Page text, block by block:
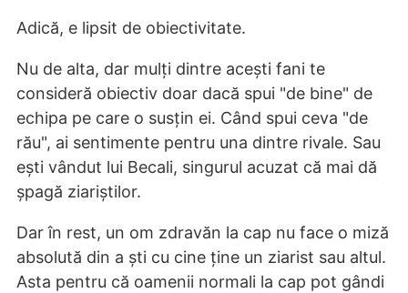
Adică, e lipsit de obiectivitate.
Nu de alta, dar mulți dintre acești fani te
consideră obiectiv doar dacă spui "de bine" de
echipa pe care o susțin ei. Când spui ceva "de
rău", ai sentimente pentru una dintre rivale. Sau
ești vândut lui Becali, singurul acuzat că mai dă
șpagă ziariștilor.
Dar în rest, un om zdravăn la cap nu face o miză
absolută din a ști cu cine ține un ziarist sau altul.
Asta pentru că oamenii normali la cap pot gândi